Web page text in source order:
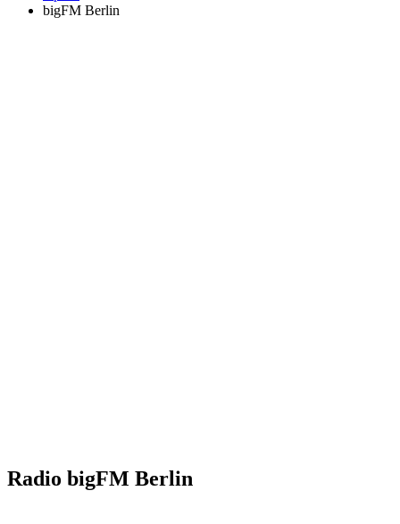
bigFM Berlin
Radio bigFM Berlin